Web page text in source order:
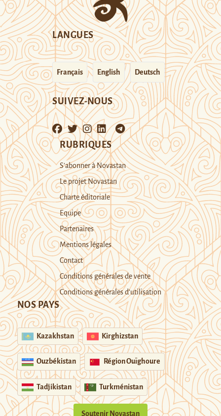
LANGUES
Français English Deutsch
SUIVEZ-NOUS
RUBRIQUES
S’abonner à Novastan
Le projet Novastan
Charte éditoriale
Equipe
Partenaires
Mentions légales
Contact
Conditions générales de vente
Conditions générales d’utilisation
NOS PAYS
Kazakhstan Kirghizstan
Ouzbékistan Région Ouïghoure
Tadjikistan Turkménistan
Soutenir Novastan